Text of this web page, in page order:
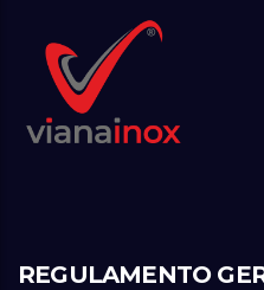
REGULAMENTO